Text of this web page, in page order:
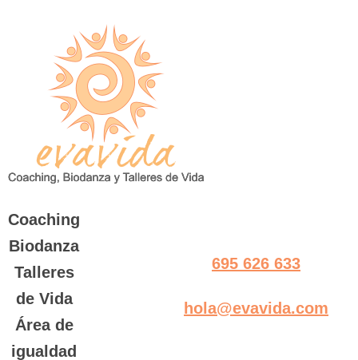
Coaching
Biodanza
Talleres
de Vida
Área de
igualdad
695 626 633
hola@evavida.com